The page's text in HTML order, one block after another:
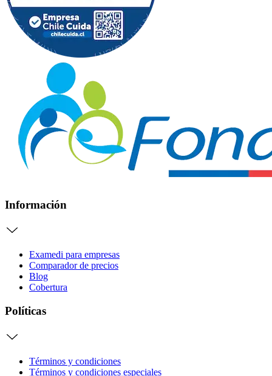
Información
Examedi para empresas
Comparador de precios
Blog
Cobertura
Políticas
Términos y condiciones
Términos y condiciones especiales